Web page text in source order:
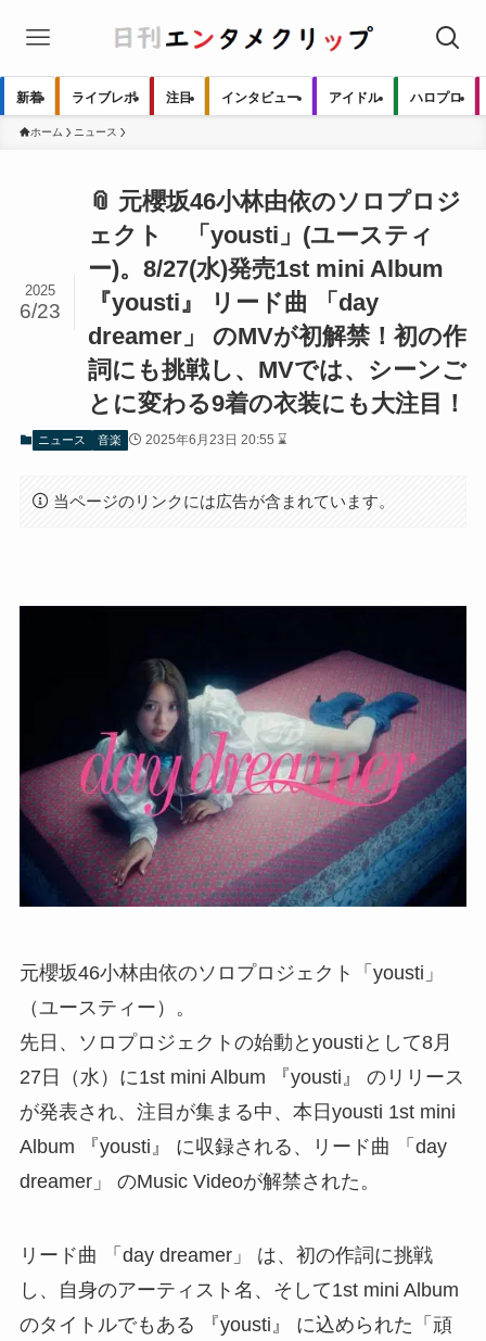
新着 ライブレポ 注目 インタビュー アイドル ハロプロ
ホーム ニュース
📎 元櫻坂46小林由依のソロプロジ
ェクト 「yousti」(ユースティ
ー)。8/27(水)発売1st mini Album
『yousti』 リード曲 「day
dreamer」 のMVが初解禁！初の作
詞にも挑戦し、MVでは、シーンご
とに変わる9着の衣装にも大注目！
2025
6/23
ニュース 音楽 2025年6月23日 20:55 ⌛
当ページのリンクには広告が含まれています。
元櫻坂46小林由依のソロプロジェクト「yousti」
（ユースティー）。
先日、ソロプロジェクトの始動とyoustiとして8月
27日（水）に1st mini Album 『yousti』 のリリース
が発表され、注目が集まる中、本日yousti 1st mini
Album 『yousti』 に収録される、リード曲 「day
dreamer」 のMusic Videoが解禁された。
リード曲 「day dreamer」 は、初の作詞に挑戦
し、自身のアーティスト名、そして1st mini Album
のタイトルでもある 『yousti』 に込められた「頑